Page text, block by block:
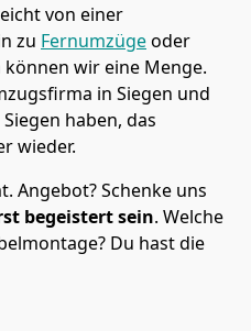
von einer
zu Fernumzügeoder
können wir eine Menge.
in Siegen und
haben, das
wieder.
Angebot? Schenke uns
begeistert sein. Welche
Du hast die